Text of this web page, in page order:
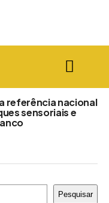
referência nacional
sensoriais e
Pesquisar